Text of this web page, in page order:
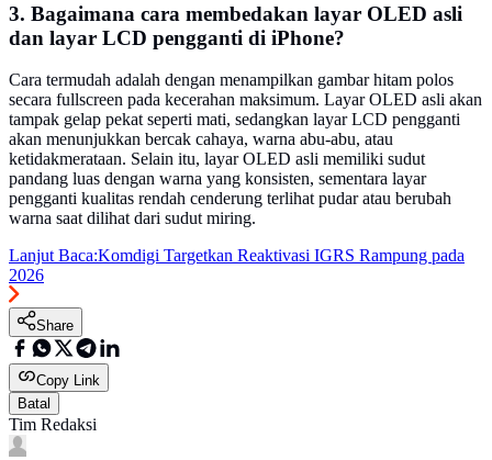
3. Bagaimana cara membedakan layar OLED asli
dan layar LCD pengganti di iPhone?
Cara termudah adalah dengan menampilkan gambar hitam polos
secara fullscreen pada kecerahan maksimum. Layar OLED asli akan
tampak gelap pekat seperti mati, sedangkan layar LCD pengganti
akan menunjukkan bercak cahaya, warna abu-abu, atau
ketidakmerataan. Selain itu, layar OLED asli memiliki sudut
pandang luas dengan warna yang konsisten, sementara layar
pengganti kualitas rendah cenderung terlihat pudar atau berubah
warna saat dilihat dari sudut miring.
Lanjut Baca:Komdigi Targetkan Reaktivasi IGRS Rampung pada
2026
Share
Copy Link
Batal
Tim Redaksi